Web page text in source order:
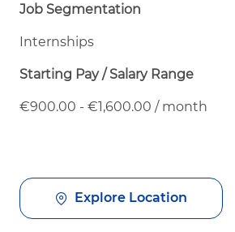
Job Segmentation
Internships
Starting Pay / Salary Range
€900.00 - €1,600.00 / month
Explore Location